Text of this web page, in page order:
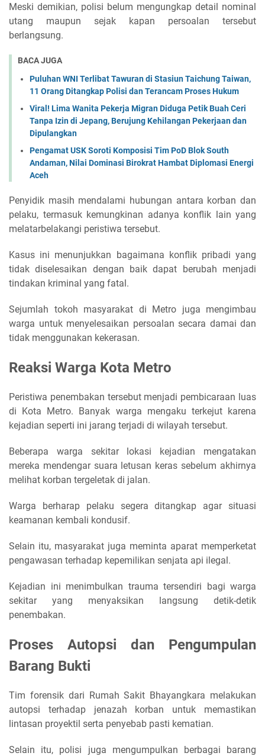
Meski demikian, polisi belum mengungkap detail nominal
utang maupun sejak kapan persoalan tersebut
berlangsung.
BACA JUGA
Puluhan WNI Terlibat Tawuran di Stasiun Taichung Taiwan,
11 Orang Ditangkap Polisi dan Terancam Proses Hukum
Viral! Lima Wanita Pekerja Migran Diduga Petik Buah Ceri
Tanpa Izin di Jepang, Berujung Kehilangan Pekerjaan dan
Dipulangkan
Pengamat USK Soroti Komposisi Tim PoD Blok South
Andaman, Nilai Dominasi Birokrat Hambat Diplomasi Energi
Aceh
Penyidik masih mendalami hubungan antara korban dan
pelaku, termasuk kemungkinan adanya konflik lain yang
melatarbelakangi peristiwa tersebut.
Kasus ini menunjukkan bagaimana konflik pribadi yang
tidak diselesaikan dengan baik dapat berubah menjadi
tindakan kriminal yang fatal.
Sejumlah tokoh masyarakat di Metro juga mengimbau
warga untuk menyelesaikan persoalan secara damai dan
tidak menggunakan kekerasan.
Reaksi Warga Kota Metro
Peristiwa penembakan tersebut menjadi pembicaraan luas
di Kota Metro. Banyak warga mengaku terkejut karena
kejadian seperti ini jarang terjadi di wilayah tersebut.
Beberapa warga sekitar lokasi kejadian mengatakan
mereka mendengar suara letusan keras sebelum akhirnya
melihat korban tergeletak di jalan.
Warga berharap pelaku segera ditangkap agar situasi
keamanan kembali kondusif.
Selain itu, masyarakat juga meminta aparat memperketat
pengawasan terhadap kepemilikan senjata api ilegal.
Kejadian ini menimbulkan trauma tersendiri bagi warga
sekitar yang menyaksikan langsung detik-detik
penembakan.
Proses Autopsi dan Pengumpulan
Barang Bukti
Tim forensik dari Rumah Sakit Bhayangkara melakukan
autopsi terhadap jenazah korban untuk memastikan
lintasan proyektil serta penyebab pasti kematian.
Selain itu, polisi juga mengumpulkan berbagai barang